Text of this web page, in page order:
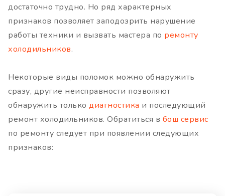
достаточно трудно. Но ряд характерных
признаков позволяет заподозрить нарушение
работы техники и вызвать мастера по ремонту
холодильников.
Некоторые виды поломок можно обнаружить
сразу, другие неисправности позволяют
обнаружить только диагностика и последующий
ремонт холодильников. Обратиться в бош сервис
по ремонту следует при появлении следующих
признаков: